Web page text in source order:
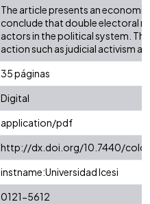
The article presents an
conclude that double electoral
actors in the political system.
action such as judicial activism
35 páginas
Digital
application/pdf
http://dx.doi.org/10.7440/
instname:Universidad Icesi
0121-5612